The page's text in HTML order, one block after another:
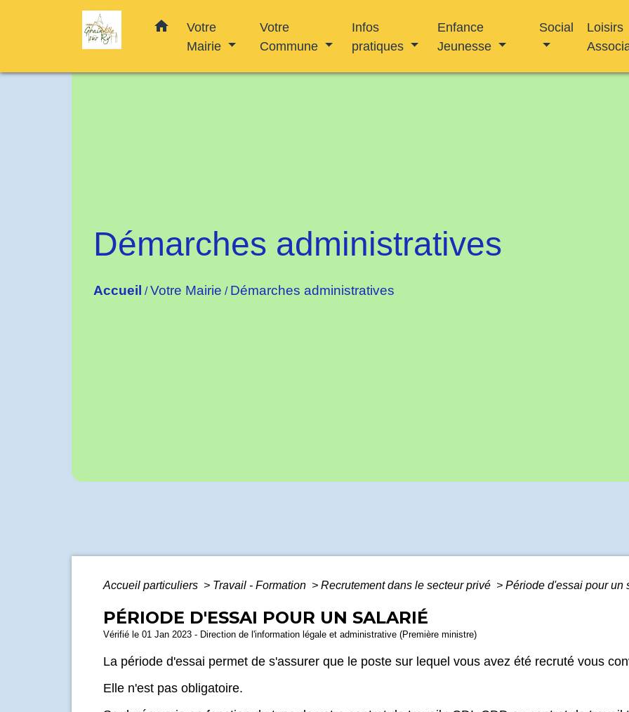
home
Votre
Mairie
Votre
Commune
Infos
pratiques
Enfance
Jeunesse
Social
Loisirs
Démarches administratives
Accueil /Votre Mairie / Démarches administratives
Accueil particuliers > Travail - Formation > Recrutement dans le secteur privé > Période d'essai pour un
PÉRIODE D'ESSAI POUR UN SALARIÉ
Vérifié le 01 Jan 2023 - Direction de l'information légale et administrative (Première ministre)
La période d'essai permet de s'assurer que le poste sur lequel vous avez été recruté vous
Elle n'est pas obligatoire.